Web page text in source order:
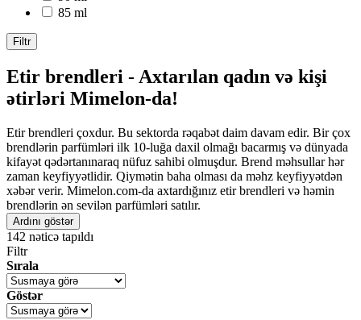
85 ml
Filtr
Etir brendleri - Axtarılan qadın və kişi
ətirləri Mimelon-da!
Etir brendleri çoxdur. Bu sektorda rəqabət daim davam edir. Bir çox
brendlərin parfümləri ilk 10-luğa daxil olmağı bacarmış və dünyada
kifayət qədərtanınaraq nüfuz sahibi olmuşdur. Brend məhsullar hər
zaman keyfiyyətlidir. Qiymətin baha olması da məhz keyfiyyətdən
xəbər verir. Mimelon.com-da axtardığınız etir brendleri və həmin
brendlərin ən sevilən parfümləri satılır.
Ardını göstər
142 nəticə tapıldı
Filtr
Sırala
Göstər